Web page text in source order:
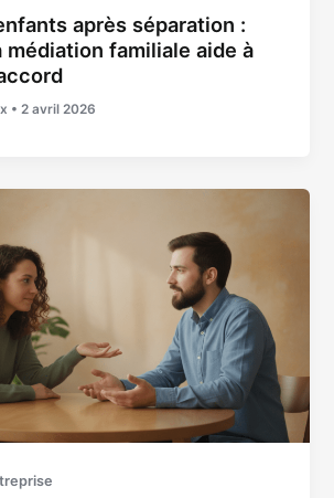
après séparation :
médiation familiale aide à
•2 avril 2026